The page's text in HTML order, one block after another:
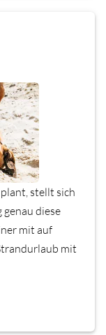
stellt sich
genau diese
mit auf
mit